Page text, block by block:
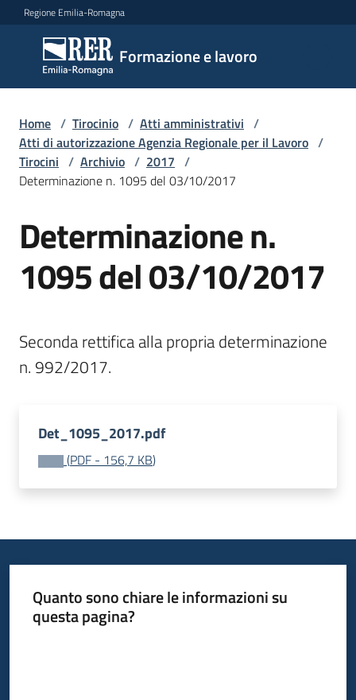
Vai al contenuto
Vai alla navigazione
Vai al footer
Regione Emilia-Romagna
Formazione e lavoro
Formazione
e lavoro
Argomenti
Servizi
Leggi
Atti
Bandi
Piani
Programmi
Progetti
sociale
europeo
Plus
Home / Tirocinio / Atti amministrativi /
Atti di autorizzazione Agenzia Regionale per il Lavoro /
Tirocini / Archivio / 2017 /
Determinazione n. 1095 del 03/10/2017
Determinazione n.
1095 del 03/10/2017
Seconda rettifica alla propria determinazione
Det_1095_2017.pdf
(PDF - 156,7 KB)
Quanto sono chiare le informazioni su
questa pagina?